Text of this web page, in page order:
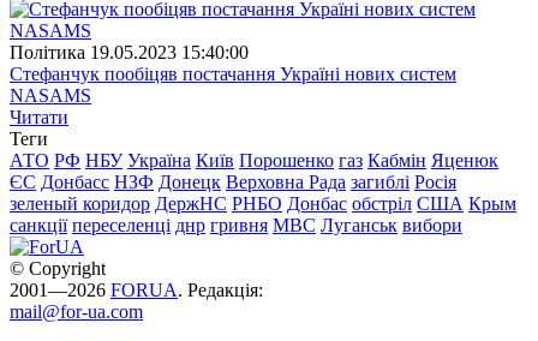
Полiтика 19.05.2023 15:40:00
Стефанчук пообіцяв постачання Україні нових систем
NASAMS
Читати
Теги
АТО РФ НБУ Україна Київ Порошенко газ Кабмін Яценюк
ЄС Донбасс НЗФ Донецк Верховна Рада загиблі Росія
зеленый коридор ДержНС РНБО Донбас обстріл США Крым
санкції переселенці днр гривня МВС Луганськ вибори
© Copyright
2001—2026 FORUA. Редакція:
mail@for-ua.com